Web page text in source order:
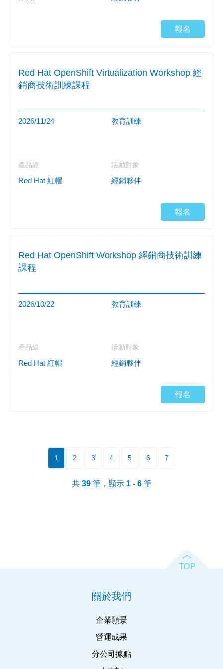
報名
Red Hat OpenShift Virtualization Workshop 經
銷商技術訓練課程
2026/11/24 教育訓練
產品線
Red Hat 紅帽
活動對象
經銷夥伴
報名
Red Hat OpenShift Workshop 經銷商技術訓練
課程
2026/10/22 教育訓練
產品線
Red Hat 紅帽
活動對象
經銷夥伴
報名
1 2 3 4 5 6 7
共 39筆，顯示 1 - 6筆
關於我們
企業願景
營運成果
分公司據點